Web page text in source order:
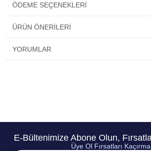
ÖDEME SEÇENEKLERI
ÜRÜN ÖNERILERI
YORUMLAR
E-Bültenimize Abone Olun,
Üye Ol Fırsatları Kaçırma